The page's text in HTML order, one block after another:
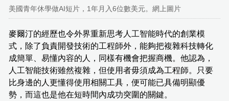
美國青年休學做AI短片，1年月入6位數美元。網上圖片
麥爾汀的經歷也令外界重新思考人工智能時代的創業模
式，除了負責開發技術的工程師外，能夠把複雜科技轉化
成簡單、易懂內容的人，同樣有機會把握商機。他認為，
人工智能技術雖然複雜，但使用者毋須成為工程師。只要
比身邊的人更懂得使用相關工具，便可能已具備明顯優
勢，而這也是他在短時間內成功突圍的關鍵。